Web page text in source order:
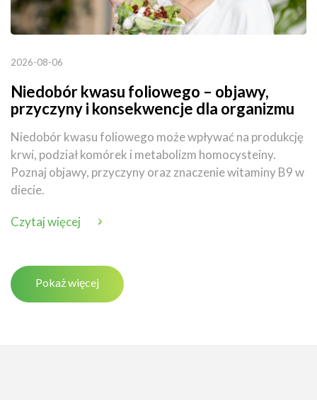
2026-08-06
Niedobór kwasu foliowego – objawy,
przyczyny i konsekwencje dla organizmu
Niedobór kwasu foliowego może wpływać na produkcję
krwi, podział komórek i metabolizm homocysteiny.
Poznaj objawy, przyczyny oraz znaczenie witaminy B9 w
diecie.
Czytaj więcej
Pokaż więcej